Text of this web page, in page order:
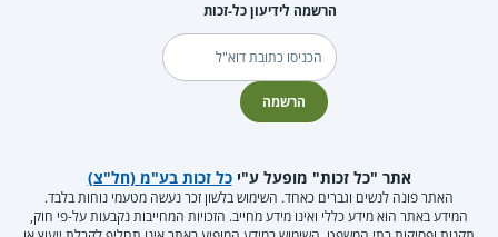
הרשמה לידיעון כל-זכות
דוא"ל
הרשמה
אתר "כל זכות" מופעל ע"יכל זכות בע"מ (חל"צ)
האתר פונה לנשים וגברים כאחד. השימוש בלשון זכר נעשה מטעמי נוחות בלבד.
המידע באתר הוא מידע כללי ואינו מידע מחייב. הזכויות המחייבות נקבעות על-פי חוק,